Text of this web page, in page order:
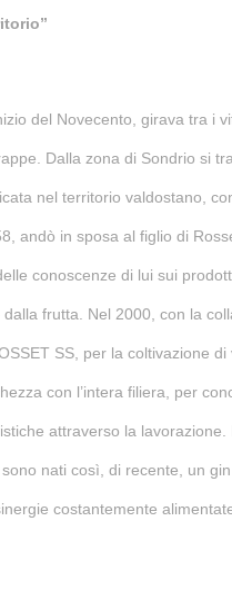
del Novecento, girava tra i
Dalla zona di Sondrio si
nel territorio valdostano,
andò in sposa al figlio di
conoscenze di lui sui
frutta. Nel 2000, con la
SS, per la coltivazione
con l’intera filiera, per
attraverso la
nati così, di recente, un
costantemente